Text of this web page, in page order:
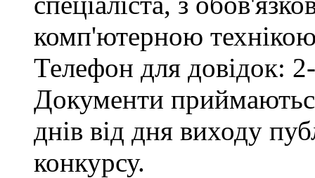
комп'ютерною
Телефон для довідок:
Документи
днів від дня виходу
конкурсу.